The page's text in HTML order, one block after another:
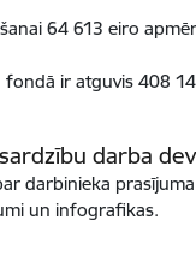
64 613 eiro
ir atguvis 408
darba
darbinieka
un infografikas.